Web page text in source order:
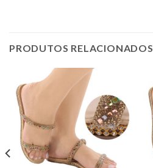
PRODUTOS RELACIONADOS